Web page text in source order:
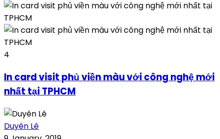
4
In card visit phủ viền màu với công nghệ mới
nhất tại TPHCM
Duyên Lê